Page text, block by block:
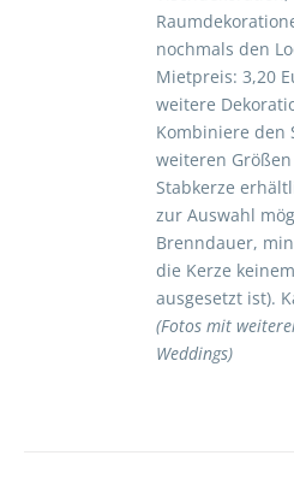
nochmals den
Mietpreis: 3,20
weitere
Kombiniere den
weiteren
Stabkerze
zur Auswahl
Brenndauer,
die Kerze
ausgesetzt ist).
(Fotos mit
Weddings)